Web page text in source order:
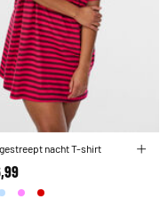
nacht T-shirt